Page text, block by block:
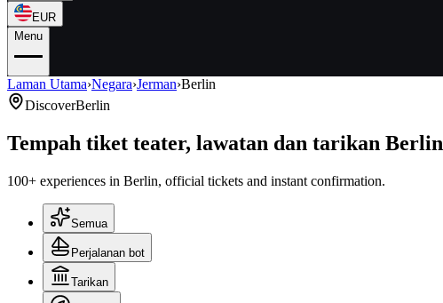
EUR
Menu
Laman Utama›Negara›Jerman›Berlin
DiscoverBerlin
Tempah tiket teater, lawatan dan tarikan Berlin
100+ experiences in Berlin, official tickets and instant confirmation.
Semua
Perjalanan bot
Tarikan